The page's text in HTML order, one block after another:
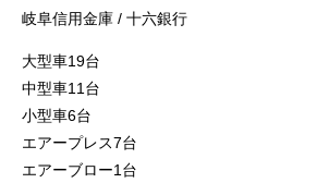
岐阜信用金庫 / 十六銀行
大型車19台
中型車11台
小型車6台
エアープレス7台
エアーブロー1台